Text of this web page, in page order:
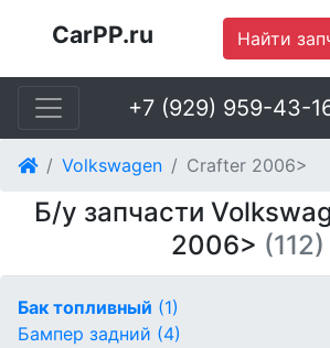
CarPP.ru Найти
+7 (929) 959-43-
Volkswagen Crafter 2006>
Б/у запчасти
2006> (112)
Бак топливный (1)
Бампер задний (4)